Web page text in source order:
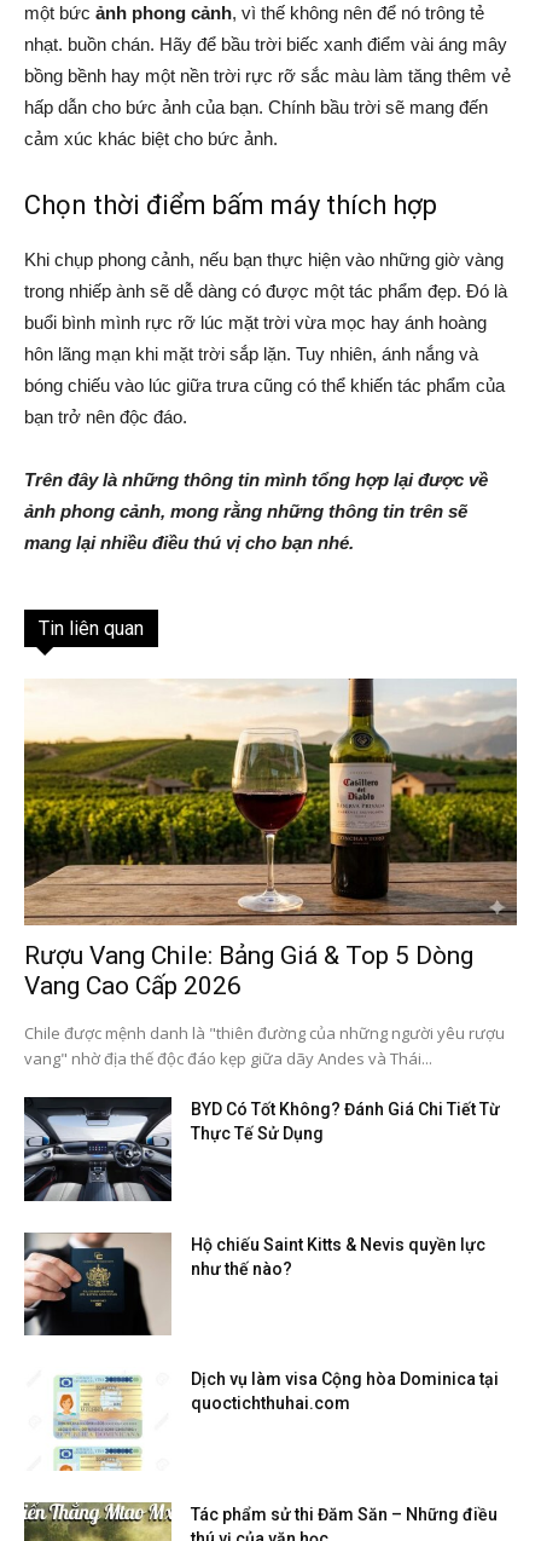
một bức ảnh phong cảnh, vì thế không nên để nó trông tẻ
nhạt. buồn chán. Hãy để bầu trời biếc xanh điểm vài áng mây
bồng bềnh hay một nền trời rực rỡ sắc màu làm tăng thêm vẻ
hấp dẫn cho bức ảnh của bạn. Chính bầu trời sẽ mang đến
cảm xúc khác biệt cho bức ảnh.
Chọn thời điểm bấm máy thích hợp
Khi chụp phong cảnh, nếu bạn thực hiện vào những giờ vàng
trong nhiếp ành sẽ dễ dàng có được một tác phẩm đẹp. Đó là
buổi bình mình rực rỡ lúc mặt trời vừa mọc hay ánh hoàng
hôn lãng mạn khi mặt trời sắp lặn. Tuy nhiên, ánh nắng và
bóng chiếu vào lúc giữa trưa cũng có thể khiến tác phẩm của
bạn trở nên độc đáo.
Trên đây là những thông tin mình tổng hợp lại được về
ảnh phong cảnh, mong rằng những thông tin trên sẽ
mang lại nhiều điều thú vị cho bạn nhé.
Tin liên quan
Rượu Vang Chile: Bảng Giá & Top 5 Dòng
Vang Cao Cấp 2026
Chile được mệnh danh là "thiên đường của những người yêu rượu
vang" nhờ địa thế độc đáo kẹp giữa dãy Andes và Thái...
BYD Có Tốt Không? Đánh Giá Chi Tiết Từ
Thực Tế Sử Dụng
Hộ chiếu Saint Kitts & Nevis quyền lực
như thế nào?
Dịch vụ làm visa Cộng hòa Dominica tại
quoctichthuhai.com
Tác phẩm sử thi Đăm Săn – Những điều